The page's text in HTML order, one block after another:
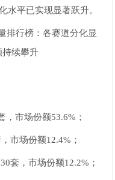
水平已实现显著跃升。
，市场份额53.6%；
市场份额12.4%；
套，市场份额12.2%；